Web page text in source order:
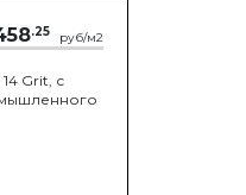
.25 руб/м2
Grit, с